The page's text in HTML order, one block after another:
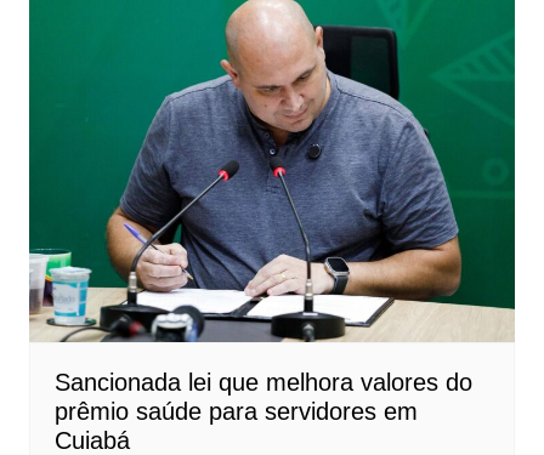
Sancionada lei que melhora valores do
prêmio saúde para servidores em
Cuiabá